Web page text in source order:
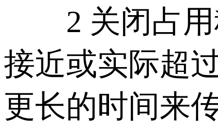
2 关闭占用
接近或实际超
更长的时间来